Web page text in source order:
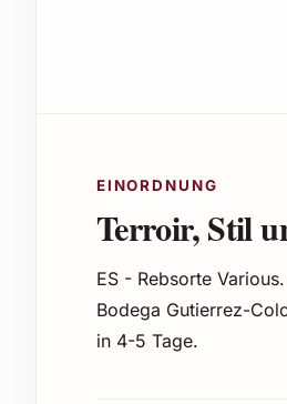
EINORDNUNG
Terroir, Stil
ES - Rebsorte
Bodega Gutierrez-
in 4-5 Tage.